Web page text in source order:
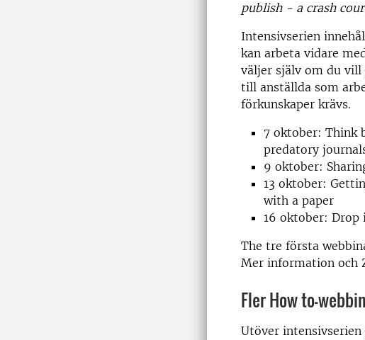
publish - a crash
Intensivserien
kan arbeta vidare
väljer själv om du vill
till anställda som
förkunskaper krävs.
7 oktober: Think
predatory
9 oktober:
13 oktober:
with a paper
16 oktober:
The tre första
Mer information och
Fler How to-
Utöver